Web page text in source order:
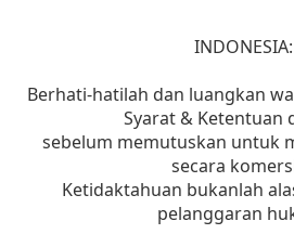
INDONESIA:
Berhati-hatilah dan luangkan
Syarat & Ketentuan
sebelum memutuskan untuk
secara
Ketidaktahuan bukanlah
pelanggaran